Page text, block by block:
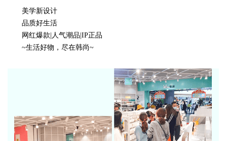
美学新设计
品质好生活
网红爆款|人气潮品|IP正品
~生活好物，尽在韩尚~